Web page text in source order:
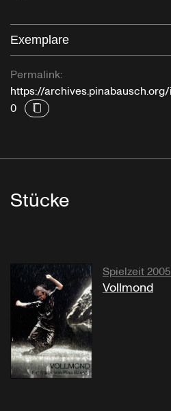
Exemplare
Permalink:
https://
0
Stücke
Spielzeit
Vollmond